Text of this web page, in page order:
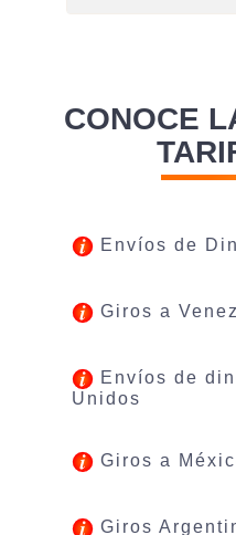
CONOCE
Envíos de
Giros a
Envíos de
Unidos
Giros a
Giros